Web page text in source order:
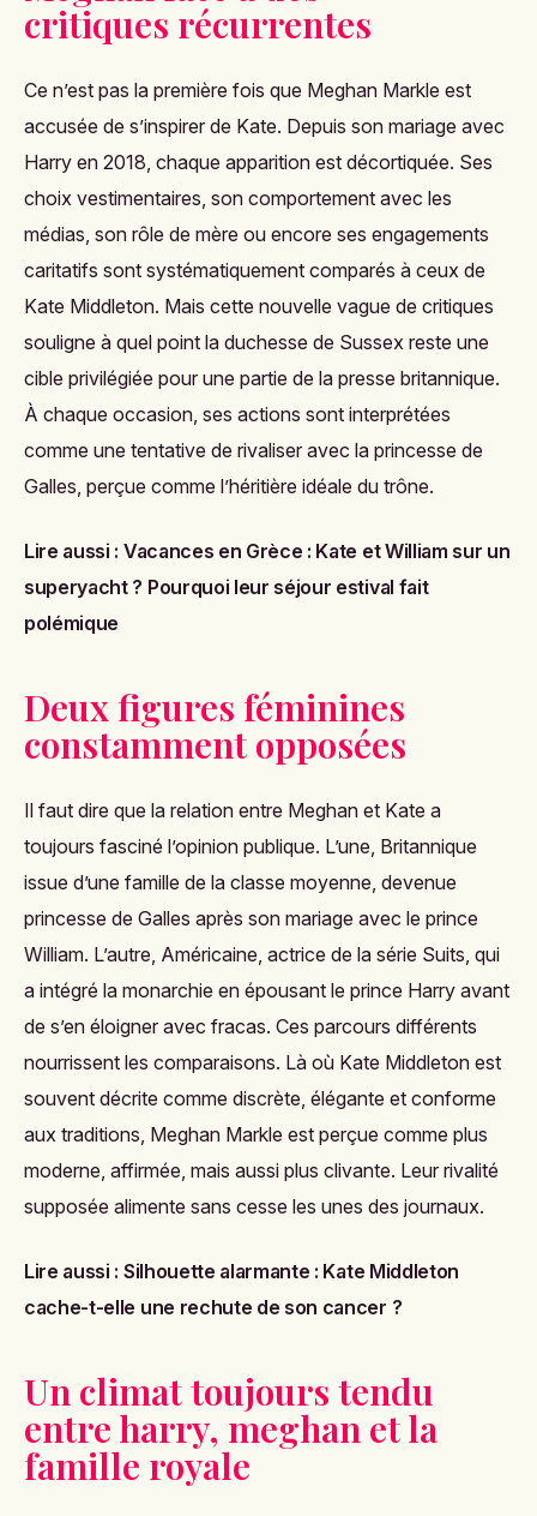
critiques récurrentes
Ce n’est pas la première fois que Meghan Markle est
accusée de s’inspirer de Kate. Depuis son mariage avec
Harry en 2018, chaque apparition est décortiquée. Ses
choix vestimentaires, son comportement avec les
médias, son rôle de mère ou encore ses engagements
caritatifs sont systématiquement comparés à ceux de
Kate Middleton. Mais cette nouvelle vague de critiques
souligne à quel point la duchesse de Sussex reste une
cible privilégiée pour une partie de la presse britannique.
À chaque occasion, ses actions sont interprétées
comme une tentative de rivaliser avec la princesse de
Galles, perçue comme l’héritière idéale du trône.
Lire aussi : Vacances en Grèce : Kate et William sur un
superyacht ? Pourquoi leur séjour estival fait
polémique
Deux figures féminines
constamment opposées
Il faut dire que la relation entre Meghan et Kate a
toujours fasciné l’opinion publique. L’une, Britannique
issue d’une famille de la classe moyenne, devenue
princesse de Galles après son mariage avec le prince
William. L’autre, Américaine, actrice de la série Suits , qui
a intégré la monarchie en épousant le prince Harry avant
de s’en éloigner avec fracas. Ces parcours différents
nourrissent les comparaisons. Là où Kate Middleton est
souvent décrite comme discrète, élégante et conforme
aux traditions, Meghan Markle est perçue comme plus
moderne, affirmée, mais aussi plus clivante. Leur rivalité
supposée alimente sans cesse les unes des journaux.
Lire aussi : Silhouette alarmante : Kate Middleton
cache-t-elle une rechute de son cancer ?
Un climat toujours tendu
entre harry, meghan et la
famille royale